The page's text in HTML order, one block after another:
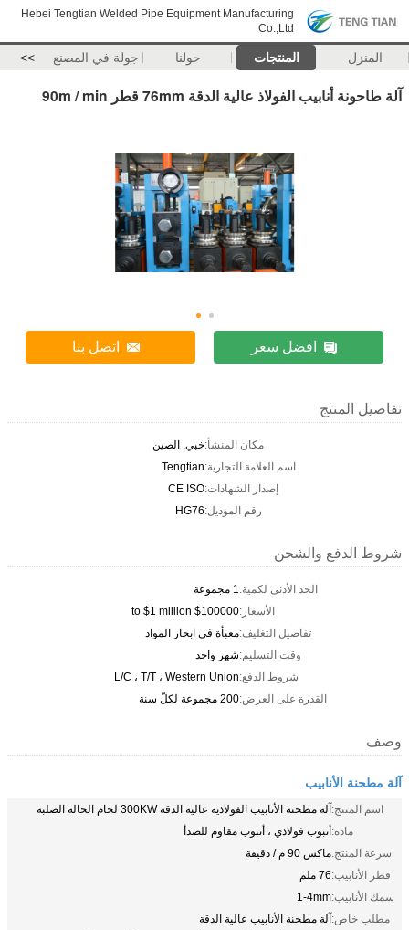
Hebei Tengtian Welded Pipe Equipment Manufacturing
Co.,Ltd.
المنزل المنتجات حولنا جولة في المصنع >>
آلة طاحونة أنابيب الفولاذ عالية الدقة 76mm قطر 90m / min
افضل سعر اتصل بنا
تفاصيل المنتج
مكان المنشأ:خبي, الصين
اسم العلامة التجارية:Tengtian
إصدار الشهادات:CE ISO
رقم الموديل:HG76
شروط الدفع والشحن
الحد الأدنى لكمية:1 مجموعة
الأسعار:$100000 to $1 million
تفاصيل التغليف:معبأة في ابحار المواد
وقت التسليم:شهر واحد
شروط الدفع:L/C ، T/T ، Western Union
القدرة على العرض:200 مجموعة لكلّ سنة
وصف
آلة مطحنة الأنابيب
اسم المنتج:آلة مطحنة الأنابيب الفولاذية عالية الدقة 300KW لحام الحالة الصلبة
مادة:أنبوب فولاذي ، أنبوب مقاوم للصدأ
سرعة المنتج:ماكس 90 م / دقيقة
قطر الأنابيب:76 ملم
سمك الأنابيب:1-4mm
مطلب خاص:آلة مطحنة الأنابيب عالية الدقة